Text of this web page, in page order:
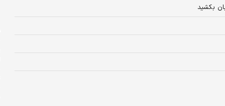
بکشید